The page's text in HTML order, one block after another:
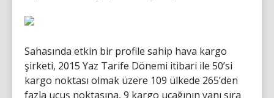
Sahasında etkin bir profile sahip hava kargo
şirketi, 2015 Yaz Tarife Dönemi itibari ile 50’si
kargo noktası olmak üzere 109 ülkede 265’den
fazla uçuş noktasına, 9 kargo uçağının yanı sıra